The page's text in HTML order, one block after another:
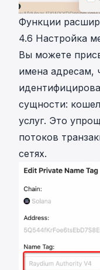
Функции
4.6 Настройка
Вы можете
имена адресам,
сущности:
услуг. Это
потоков
сетях.